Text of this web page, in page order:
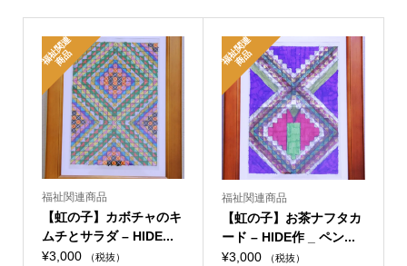
福
祉
関
連
商
品
福祉関連商品
【虹の子】カボチャのキ
ムチとサラダ – HIDE...
¥3,000 （税抜）
福
祉
関
連
商
品
福祉関連商品
【虹の子】お茶ナフタカ
ード – HIDE作 _ ペン...
¥3,000 （税抜）